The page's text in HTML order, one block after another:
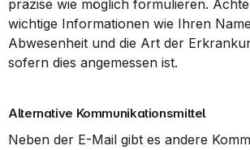
präzise wie möglich formulieren.
wichtige Informationen wie Ihren
Abwesenheit und die Art der
sofern dies angemessen ist.
Alternative Kommunikationsmittel
Neben der E-Mail gibt es andere